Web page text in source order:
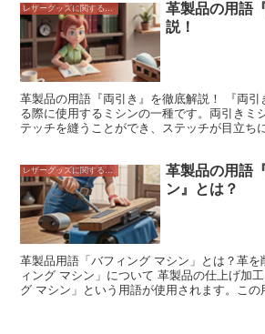
ロンなどの合成素材が使われることもありま
革製品のデザインに合わせてさまざまです。 平手は、革製品の製造
過程で、最後に取り付けられることが多いで
るように縫い付けられ、革製品の強度を高め
ち手を持ちやすくする役割も担っています。
を引き締める効果もあり、デザイン的なアク
レザーグッズに関すること
革製品の用語
説！
革製品の用語『両引き』を徹底解説！ 『両引き』とは、革を加工す
る際に使用するミシンの一種です。両引きミ
テッチを縫うことができ、ステッチが目立ち
す。通常のミシンは片側からしか針を刺さな
出していたり、縫い目が表から目立ったりし
シンは、こうしたデメリットを解消してくれ
することができるのです。 両引きミシンは、革製品の製造に欠かせ
ないミシンです。革製品は、耐久性と美観を
要です。両引きミシンを使用することで、こ
すことができます。 両引きミシンは、革製品の製造に欠かせないミ
シンです。革製品は、耐久性と美観を兼ね備
す。両引きミシンを使用することで、これら
レザーグッズに関すること
革製品の用語
ン』とは？
革製品用語「バフィング マシン」とは？革を
ィング マシン」について 革製品の仕上げ加工において、「バフィン
グ マシン」という用語が使用されます。この